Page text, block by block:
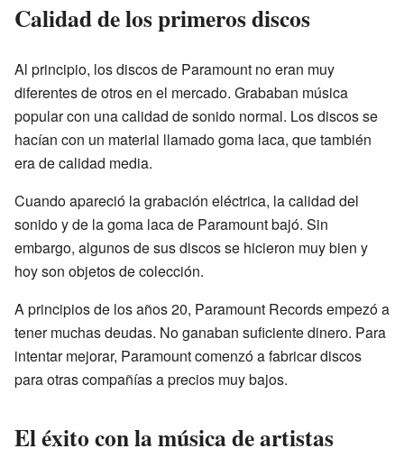
Calidad de los primeros discos
Al principio, los discos de Paramount no eran muy
diferentes de otros en el mercado. Grababan música
popular con una calidad de sonido normal. Los discos se
hacían con un material llamado goma laca, que también
era de calidad media.
Cuando apareció la grabación eléctrica, la calidad del
sonido y de la goma laca de Paramount bajó. Sin
embargo, algunos de sus discos se hicieron muy bien y
hoy son objetos de colección.
A principios de los años 20, Paramount Records empezó a
tener muchas deudas. No ganaban suficiente dinero. Para
intentar mejorar, Paramount comenzó a fabricar discos
para otras compañías a precios muy bajos.
El éxito con la música de artistas